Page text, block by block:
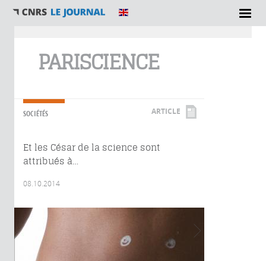
PARISCIENCE
SOCIÉTÉS ARTICLE
Et les César de la science sont
attribués à…
08.10.2014